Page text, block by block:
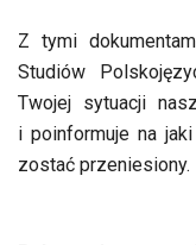
Z tymi
Studiów
Twojej sytuacji
i poinformuje na
zostać przeniesiony.